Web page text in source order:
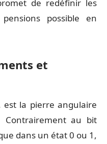
de redéfinir les
possible en
et
la pierre angulaire
Contrairement au bit
dans un état 0 ou 1,